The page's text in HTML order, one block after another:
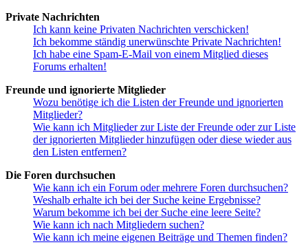
Private Nachrichten
Ich kann keine Privaten Nachrichten verschicken!
Ich bekomme ständig unerwünschte Private Nachrichten!
Ich habe eine Spam-E-Mail von einem Mitglied dieses
Forums erhalten!
Freunde und ignorierte Mitglieder
Wozu benötige ich die Listen der Freunde und ignorierten
Mitglieder?
Wie kann ich Mitglieder zur Liste der Freunde oder zur Liste
der ignorierten Mitglieder hinzufügen oder diese wieder aus
den Listen entfernen?
Die Foren durchsuchen
Wie kann ich ein Forum oder mehrere Foren durchsuchen?
Weshalb erhalte ich bei der Suche keine Ergebnisse?
Warum bekomme ich bei der Suche eine leere Seite?
Wie kann ich nach Mitgliedern suchen?
Wie kann ich meine eigenen Beiträge und Themen finden?